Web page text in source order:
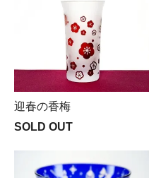
迎春の香梅
SOLD OUT